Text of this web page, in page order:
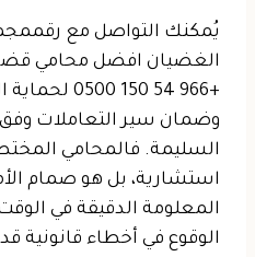
يُمكنك التواصل مع
الغضيان افضل محامي
+966 54 150
وضمان سير التعاملات وفق
السليمة. فالمحامي
استشارية، بل هو صمام
المعلومة الدقيقة في
الوقوع في أخطاء قانونية